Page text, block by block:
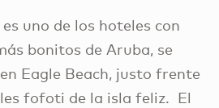
uno de los hoteles con
bonitos de Aruba, se
Eagle Beach, justo frente
fofoti de la isla feliz. El